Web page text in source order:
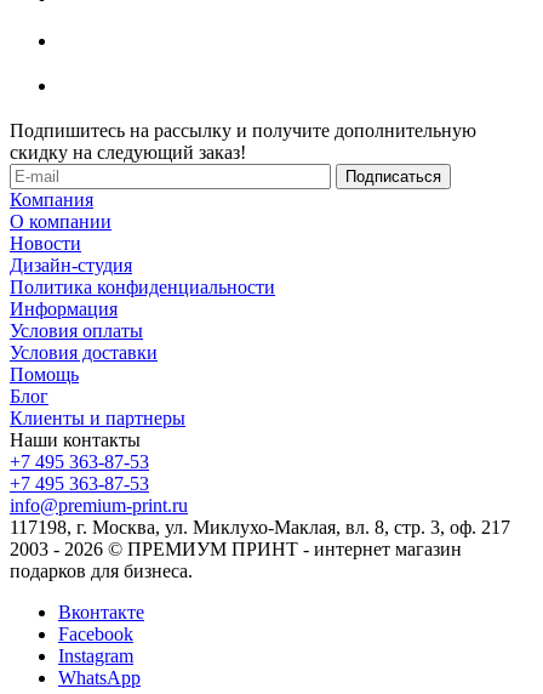
Подпишитесь на рассылку и получите дополнительную
скидку на следующий заказ!
Компания
О компании
Новости
Дизайн-студия
Политика конфиденциальности
Информация
Условия оплаты
Условия доставки
Помощь
Блог
Клиенты и партнеры
Наши контакты
+7 495 363-87-53
+7 495 363-87-53
info@premium-print.ru
117198, г. Москва, ул. Миклухо-Маклая, вл. 8, стр. 3, оф. 217
2003 - 2026 © ПРЕМИУМ ПРИНТ - интернет магазин
подарков для бизнеса.
Вконтакте
Facebook
Instagram
WhatsApp